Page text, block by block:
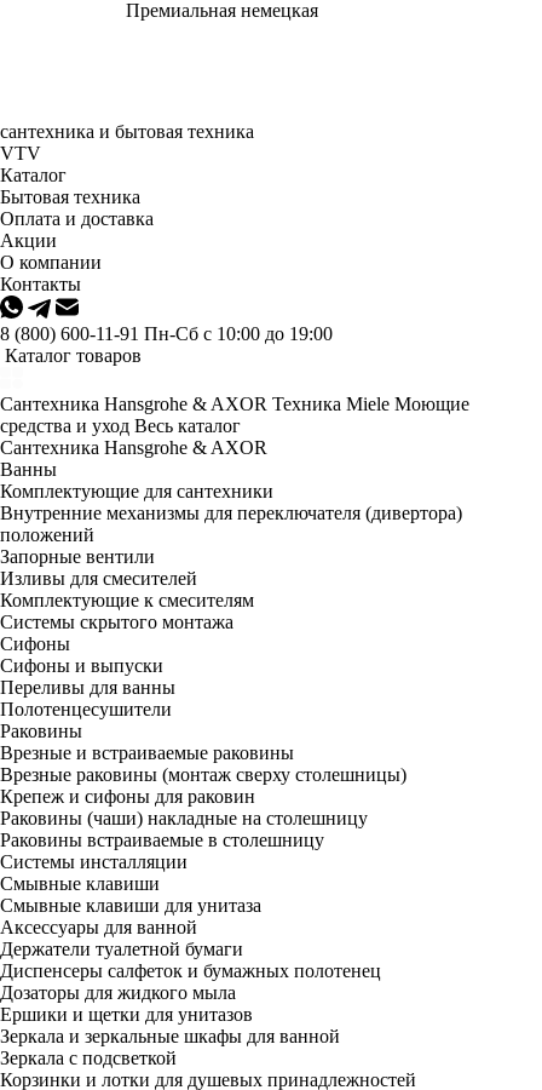
Премиальная немецкая
сантехника и бытовая техника
VTV
Каталог
Бытовая техника
Оплата и доставка
Акции
О компании
Контакты
8 (800) 600-11-91 Пн-Сб с 10:00 до 19:00
Каталог товаров
Сантехника Hansgrohe & AXOR Техника Miele Моющие
средства и уход Весь каталог
Сантехника Hansgrohe & AXOR
Ванны
Комплектующие для сантехники
Внутренние механизмы для переключателя (дивертора)
положений
Запорные вентили
Изливы для смесителей
Комплектующие к смесителям
Системы скрытого монтажа
Сифоны
Сифоны и выпуски
Переливы для ванны
Полотенцесушители
Раковины
Врезные и встраиваемые раковины
Врезные раковины (монтаж сверху столешницы)
Крепеж и сифоны для раковин
Раковины (чаши) накладные на столешницу
Раковины встраиваемые в столешницу
Системы инсталляции
Смывные клавиши
Смывные клавиши для унитаза
Аксессуары для ванной
Держатели туалетной бумаги
Диспенсеры салфеток и бумажных полотенец
Дозаторы для жидкого мыла
Ершики и щетки для унитазов
Зеркала и зеркальные шкафы для ванной
Зеркала с подсветкой
Корзинки и лотки для душевых принадлежностей